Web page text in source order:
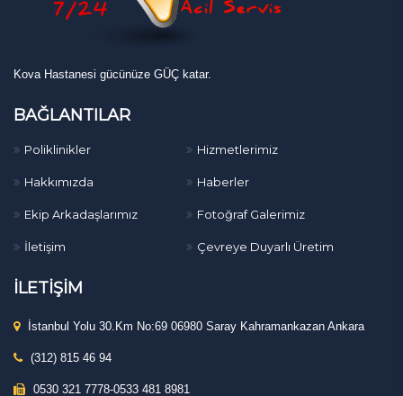
Kova Hastanesi gücünüze GÜÇ katar.
BAĞLANTILAR
Poliklinikler Hizmetlerimiz
Hakkımızda Haberler
Ekip Arkadaşlarımız Fotoğraf Galerimiz
İletişim Çevreye Duyarlı Üretim
İLETİŞİM
İstanbul Yolu 30.Km No:69 06980 Saray Kahramankazan Ankara
(312) 815 46 94
0530 321 7778-0533 481 8981